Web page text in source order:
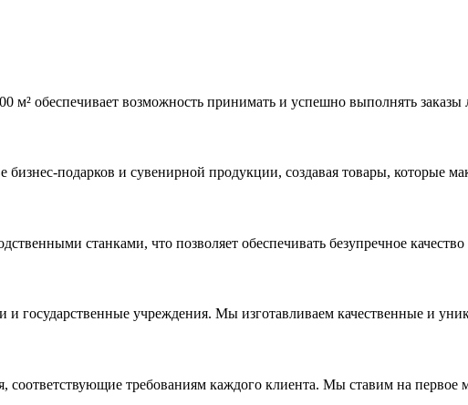
м² обеспечивает возможность принимать и успешно выполнять
бизнес-подарков и сувенирной продукции, создавая товары, которые
станками, что позволяет обеспечивать безупречное
государственные учреждения. Мы изготавливаем качественные и
требованиям каждого клиента. Мы ставим на первое